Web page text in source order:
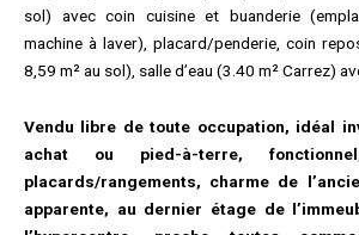
sol) avec coin cuisine et buanderie
machine à laver), placard/penderie, coin
8,59 m² au sol), salle d’eau (3.40 m² Carrez)
Vendu libre de toute occupation, idéal
achat ou pied-à-terre,
placards/rangements, charme de
apparente, au dernier étage de